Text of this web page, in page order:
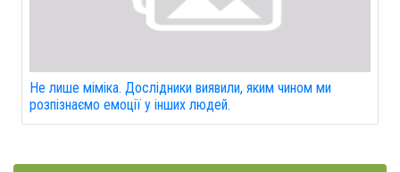
Не лише міміка. Дослідники виявили, яким чином ми
розпізнаємо емоції у інших людей.